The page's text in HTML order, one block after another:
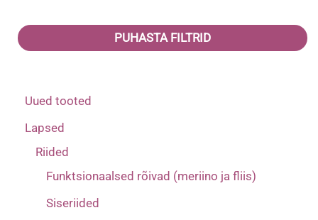
PUHASTA FILTRID
Uued tooted
Lapsed
Riided
Funktsionaalsed rõivad (meriino ja fliis)
Siseriided